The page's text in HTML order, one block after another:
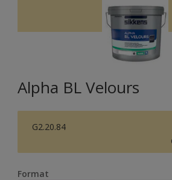
Alpha BL Velours
G2.20.84
Format